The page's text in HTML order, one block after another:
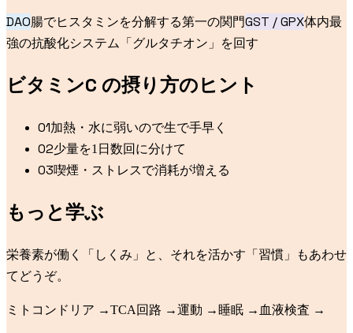
DAO腸でヒスタミンを分解する第一の関門GST / GPX体内最
強の抗酸化システム「グルタチオン」を回す
ビタミンC の摂り方のヒント
01加熱・水に弱いので生で手早く
02少量を1日数回に分けて
03喫煙・ストレスで消耗が増える
もっと学ぶ
栄養素が働く「しくみ」と、それを活かす「習慣」もあわせ
てどうぞ。
ミトコンドリア →TCA回路 →運動 → 睡眠 → 血液検査 →